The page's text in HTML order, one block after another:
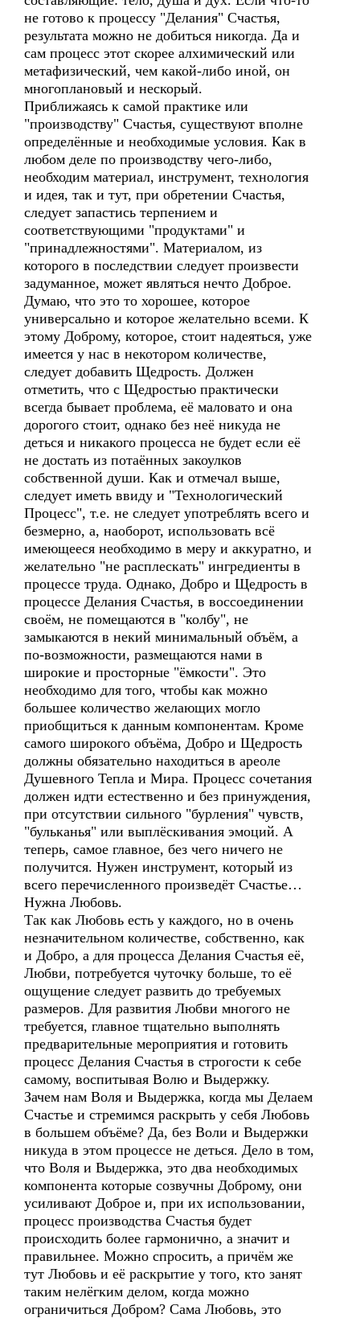
не готово к процессу "Делания" Счастья,
результата можно не добиться никогда. Да и
сам процесс этот скорее алхимический или
метафизический, чем какой-либо иной, он
многоплановый и нескорый.
Приближаясь к самой практике или
"производству" Счастья, существуют вполне
определённые и необходимые условия. Как в
любом деле по производству чего-либо,
необходим материал, инструмент, технология
и идея, так и тут, при обретении Счастья,
следует запастись терпением и
соответствующими "продуктами" и
"принадлежностями". Материалом, из
которого в последствии следует произвести
задуманное, может являться нечто Доброе.
Думаю, что это то хорошее, которое
универсально и которое желательно всеми. К
этому Доброму, которое, стоит надеяться, уже
имеется у нас в некотором количестве,
следует добавить Щедрость. Должен
отметить, что с Щедростью практически
всегда бывает проблема, её маловато и она
дорогого стоит, однако без неё никуда не
деться и никакого процесса не будет если её
не достать из потаённых закоулков
собственной души. Как и отмечал выше,
следует иметь ввиду и "Технологический
Процесс", т.е. не следует употреблять всего и
безмерно, а, наоборот, использовать всё
имеющееся необходимо в меру и аккуратно, и
желательно "не расплескать" ингредиенты в
процессе труда. Однако, Добро и Щедрость в
процессе Делания Счастья, в воссоединении
своём, не помещаются в "колбу", не
замыкаются в некий минимальный объём, а
по-возможности, размещаются нами в
широкие и просторные "ёмкости". Это
необходимо для того, чтобы как можно
большее количество желающих могло
приобщиться к данным компонентам. Кроме
самого широкого объёма, Добро и Щедрость
должны обязательно находиться в ареоле
Душевного Тепла и Мира. Процесс сочетания
должен идти естественно и без принуждения,
при отсутствии сильного "бурления" чувств,
"бульканья" или выплёскивания эмоций. А
теперь, самое главное, без чего ничего не
получится. Нужен инструмент, который из
всего перечисленного произведёт Счастье…
Нужна Любовь.
Так как Любовь есть у каждого, но в очень
незначительном количестве, собственно, как
и Добро, а для процесса Делания Счастья её,
Любви, потребуется чуточку больше, то её
ощущение следует развить до требуемых
размеров. Для развития Любви многого не
требуется, главное тщательно выполнять
предварительные мероприятия и готовить
процесс Делания Счастья в строгости к себе
самому, воспитывая Волю и Выдержку.
Зачем нам Воля и Выдержка, когда мы Делаем
Счастье и стремимся раскрыть у себя Любовь
в большем объёме? Да, без Воли и Выдержки
никуда в этом процессе не деться. Дело в том,
что Воля и Выдержка, это два необходимых
компонента которые созвучны Доброму, они
усиливают Доброе и, при их использовании,
процесс производства Счастья будет
происходить более гармонично, а значит и
правильнее. Можно спросить, а причём же
тут Любовь и её раскрытие у того, кто занят
таким нелёгким делом, когда можно
ограничиться Добром? Сама Любовь, это